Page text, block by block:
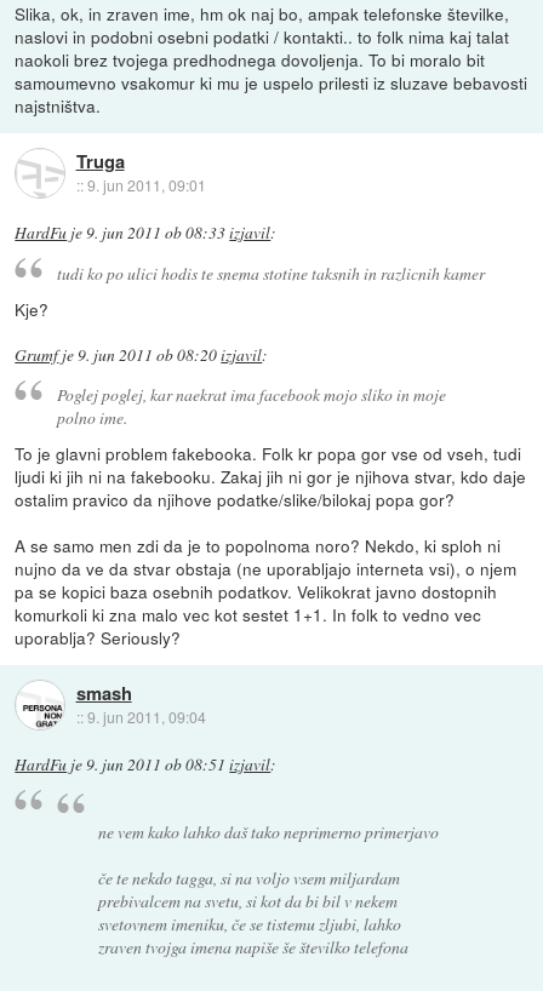
Slika, ok, in zraven ime, hm ok naj bo, ampak telefonske številke,
naslovi in podobni osebni podatki / kontakti.. to folk nima kaj talat
naokoli brez tvojega predhodnega dovoljenja. To bi moralo bit
samoumevno vsakomur ki mu je uspelo prilesti iz sluzave bebavosti
najstništva.
Truga
::9. jun 2011, 09:01
HardFu je9. jun 2011 ob 08:33izjavil:
tudi ko po ulici hodis te snema stotine taksnih in razlicnih kamer
Kje?
Grumfje9. jun 2011 ob 08:20izjavil:
Poglej poglej, kar naekrat ima facebook mojo sliko in moje
polno ime.
To je glavni problem fakebooka. Folk kr popa gor vse od vseh, tudi
ljudi ki jih ni na fakebooku. Zakaj jih ni gor je njihova stvar, kdo daje
ostalim pravico da njihove podatke/slike/bilokaj popa gor?
A se samo men zdi da je to popolnoma noro? Nekdo, ki sploh ni
nujno da ve da stvar obstaja (ne uporabljajo interneta vsi), o njem
pa se kopici baza osebnih podatkov. Velikokrat javno dostopnih
komurkoli ki zna malo vec kot sestet 1+1. In folk to vedno vec
uporablja? Seriously?
smash
::9. jun 2011, 09:04
HardFu je9. jun 2011 ob 08:51 izjavil:
ne vem kako lahko daš tako neprimerno primerjavo
če te nekdo tagga, si na voljo vsem miljardam
prebivalcem na svetu, si kot da bi bil v nekem
svetovnem imeniku, če se tistemu zljubi, lahko
zraven tvojga imena napiše še številko telefona